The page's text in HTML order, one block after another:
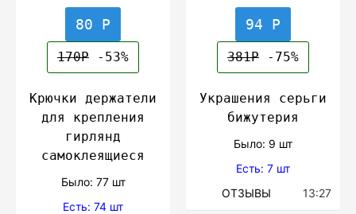
80 Р
170Р -53%
Крючки держатели
для крепления
гирлянд
самоклеящиеся
Было: 77 шт
Есть: 74 шт
94 Р
381Р -75%
Украшения серьги
бижутерия
Было: 9 шт
Есть: 7 шт
ОТЗЫВЫ
13:27